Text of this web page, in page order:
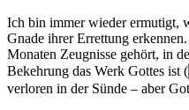
Ich bin immer wieder ermutigt,
Gnade ihrer Errettung
Monaten Zeugnisse gehört, in
Bekehrung das Werk Gottes ist (
verloren in der Sünde – aber